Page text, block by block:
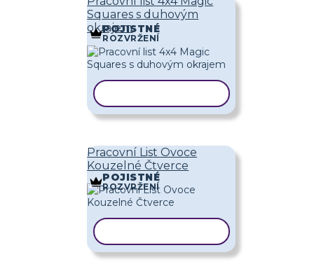
Squares s duhovým
okrajem
POJISTNÉ
ROZVRŽENÍ
Pracovní List Ovoce
Kouzelné Čtverce
POJISTNÉ
ROZVRŽENÍ